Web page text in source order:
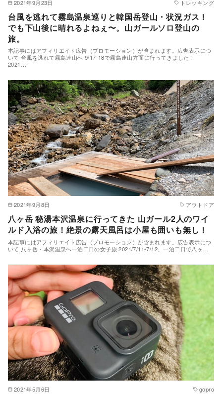
2021年9月23日 トレッキング
台風を逃れて霧島温泉巡りと韓国岳登山・状況ガス！
でも下山後に晴れるよねぇ〜。山ガールソロ登山の
旅。
本記事にはアフィリエイト広告（プロモーション）が含まれます。広告表示につ
いて 台風を逃れて霧島連山へ 9/17-18で霧島連山方面に行ってきました！
2021…
2021年9月8日 アウトドア
八ヶ岳 秘湯本沢温泉に行ってきた 山ガール2人のワイ
ルド入浴の旅！絶景の露天風呂は小屋も囲いも無し！
本記事にはアフィリエイト広告（プロモーション）が含まれます。広告表示につ
いて 八ヶ岳・本沢温泉へ一泊二日の女子旅 2021/7/11-7/12、一泊二日で八ヶ…
2021年5月6日 gopro